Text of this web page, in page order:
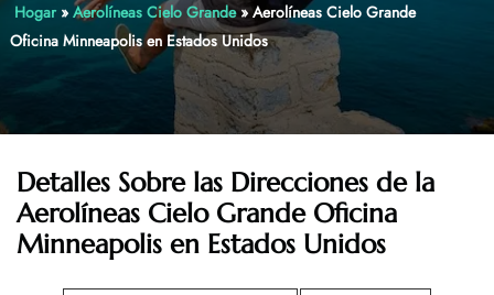
Hogar» Aerolíneas Cielo Grande»Aerolíneas Cielo Grande
Oficina Minneapolis en Estados Unidos
Detalles Sobre las Direcciones de la
Aerolíneas Cielo Grande Oficina
Minneapolis en Estados Unidos